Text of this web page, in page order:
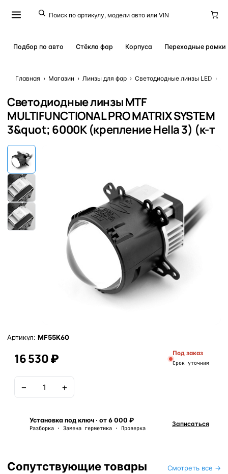
Подбор по авто Стёкла фар Корпуса Переходные рамки
Главная › Магазин › Линзы для фар › Светодиодные линзы LED ›
Светодиодные линзы MTF
MULTIFUNCTIONAL PRO MATRIX SYSTEM
3&quot; 6000K (крепление Hella 3) (к-т
Артикул: MF55K60
16 530 ₽ Под заказ
Срок уточним
− +
Установка под ключ · от 6 000 ₽
Разборка · Замена герметика · Проверка
Записаться
Сопутствующие товары Смотреть все →